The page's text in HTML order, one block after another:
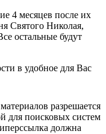
4 месяцев после их
Святого Николая,
остальные будут
в удобное для Вас
разрешается
для поисковых систем
должна